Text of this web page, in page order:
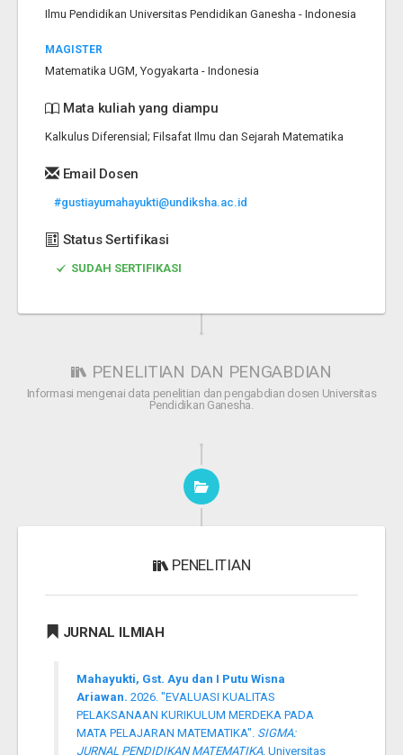
Ilmu Pendidikan Universitas Pendidikan Ganesha - Indonesia
MAGISTER
Matematika UGM, Yogyakarta - Indonesia
Mata kuliah yang diampu
Kalkulus Diferensial; Filsafat Ilmu dan Sejarah Matematika
Email Dosen
#gustiayumahayukti@undiksha.ac.id
Status Sertifikasi
SUDAH SERTIFIKASI
PENELITIAN DAN PENGABDIAN
Informasi mengenai data penelitian dan pengabdian dosen Universitas
Pendidikan Ganesha.
PENELITIAN
JURNAL ILMIAH
Mahayukti, Gst. Ayu dan I Putu Wisna
Ariawan. 2026. "EVALUASI KUALITAS
PELAKSANAAN KURIKULUM MERDEKA PADA
MATA PELAJARAN MATEMATIKA". SIGMA:
JURNAL PENDIDIKAN MATEMATIKA. Universitas